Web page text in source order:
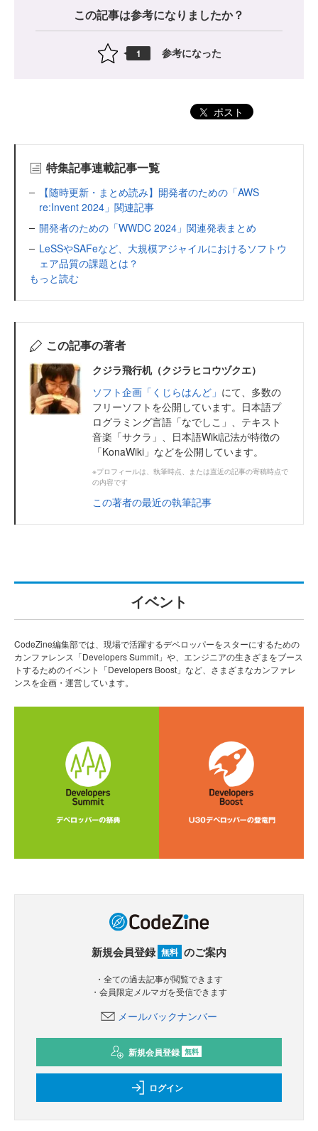
この記事は参考になりましたか？
1 参考になった
ポスト
特集記事連載記事一覧
【随時更新・まとめ読み】開発者のための「AWS
re:Invent 2024」関連記事
開発者のための「WWDC 2024」関連発表まとめ
LeSSやSAFeなど、大規模アジャイルにおけるソフトウ
ェア品質の課題とは？
もっと読む
この記事の著者
クジラ飛行机（クジラヒコウヅクエ）
ソフト企画「くじらはんど」 にて、多数の
フリーソフトを公開しています。日本語プ
ログラミング言語「なでしこ」、テキスト
音楽「サクラ」、日本語Wiki記法が特徴の
「KonaWiki」などを公開しています。
※プロフィールは、執筆時点、または直近の記事の寄稿時点で
の内容です
この著者の最近の執筆記事
イベント
CodeZine編集部では、現場で活躍するデベロッパーをスターにするための
カンファレンス「Developers Summit」や、エンジニアの生きざまをブース
トするためのイベント「Developers Boost」など、さまざまなカンファレ
ンスを企画・運営しています。
新規会員登録 無料 のご案内
・全ての過去記事が閲覧できます
・会員限定メルマガを受信できます
メールバックナンバー
新規会員登録 無料
ログイン